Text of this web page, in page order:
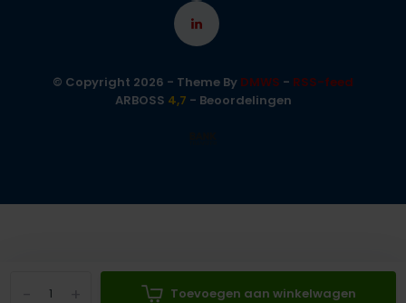
Toevoegen aan winkelwagen
© Copyright 2026 - Theme By DMWS - RSS-feed
ARBOSS 4,7 - Beoordelingen